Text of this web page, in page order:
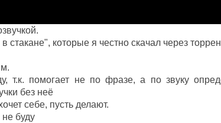
которые я честно скачал через
т.к. помогает не по фразе, а по звуку
без неё
себе, пусть делают.
буду